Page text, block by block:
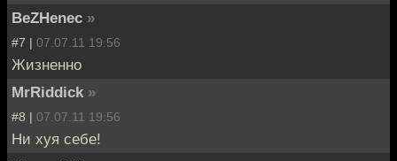
BeZHenec »
#7 | 07.07.11 19:56
Жизненно
MrRiddick »
#8 | 07.07.11 19:56
Ни хуя себе!